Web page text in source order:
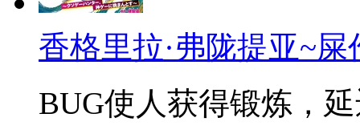
香格里拉·弗陇提亚~
BUG使人获得锻炼，